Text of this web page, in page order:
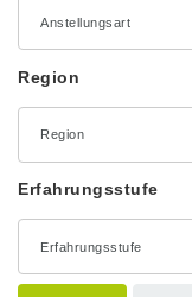
Region
Erfahrungsstufe